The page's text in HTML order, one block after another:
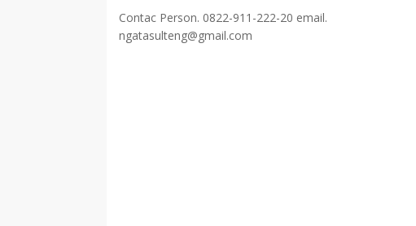
Contac Person. 0822-911-222-20 email.
ngatasulteng@gmail.com